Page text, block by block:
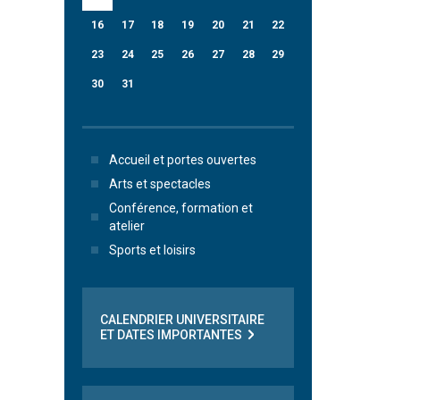
16 17 18 19 20 21 22
23 24 25 26 27 28 29
30 31
Accueil et portes ouvertes
Arts et spectacles
Conférence, formation et
atelier
Sports et loisirs
CALENDRIER UNIVERSITAIRE
ET DATES IMPORTANTES